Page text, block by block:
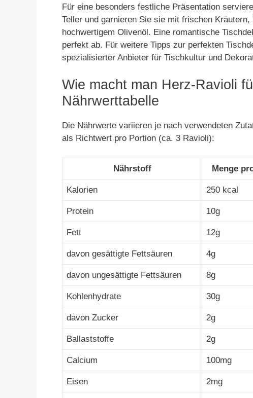
Für eine besonders festliche Präsentation
Teller und garnieren Sie sie mit frischen
hochwertigem Olivenöl. Eine romantische
perfekt ab. Für weitere Tipps zur perfekten
spezialisierter Anbieter für Tischkultur und
Wie macht man Herz-Ravioli
Nährwerttabelle
Die Nährwerte variieren je nach verwendeten
als Richtwert pro Portion (ca. 3 Ravioli):
Nährstoff Menge
Kalorien 250 kcal
Protein 10g
Fett 12g
davon gesättigte Fettsäuren 4g
davon ungesättigte Fettsäuren 8g
Kohlenhydrate 30g
davon Zucker 2g
Ballaststoffe 2g
Calcium 100mg
Eisen 2mg